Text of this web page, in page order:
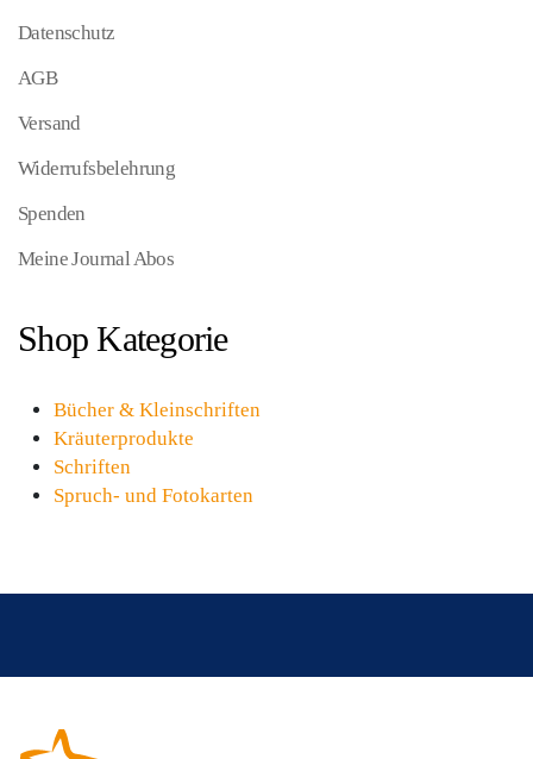
Datenschutz
AGB
Versand
Widerrufsbelehrung
Spenden
Meine Journal Abos
Shop Kategorie
Bücher & Kleinschriften
Kräuterprodukte
Schriften
Spruch- und Fotokarten